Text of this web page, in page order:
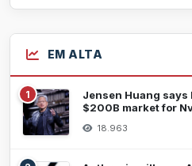
EM ALTA
1
Jensen Huang
$200B market for
18.963